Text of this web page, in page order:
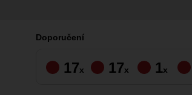
Doporučení
17x 17x 1x